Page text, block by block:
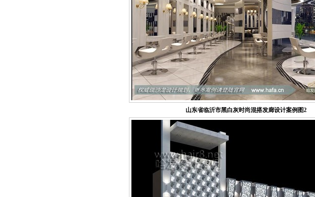
山东省临沂市黑白灰时尚混搭发廊设计案例图2